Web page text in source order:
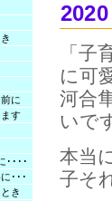
に
す
････
･･･
き
「
に可
河合
いで
本当
子そ